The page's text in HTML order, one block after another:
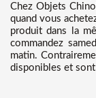
Chez Objets
quand vous
produit dans la
commandez
matin.
disponibles et